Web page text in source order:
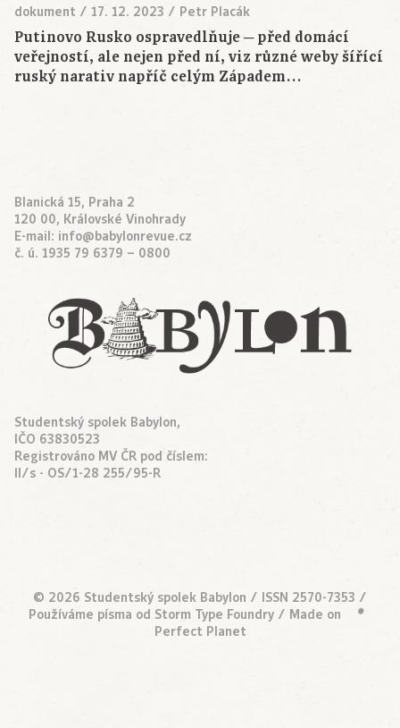
dokument / 17. 12. 2023 / Petr Placák
Putinovo Rusko ospravedlňuje ─ před domácí
veřejností, ale nejen před ní, viz různé weby šířící
ruský narativ napříč celým Západem…
Blanická 15, Praha 2
120 00, Královské Vinohrady
E-mail: info@babylonrevue.cz
č. ú. 1935 79 6379 – 0800
Studentský spolek Babylon,
IČO 63830523
Registrováno MV ČR pod číslem:
II/s - OS/1-28 255/95-R
© 2026 Studentský spolek Babylon / ISSN 2570-7353 /
Používáme písma od Storm Type Foundry / Made on
Perfect Planet